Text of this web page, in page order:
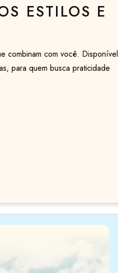
ESTILOS E
combinam com você. Disponível
para quem busca praticidade